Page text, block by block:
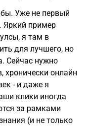
бы. Уже не первый
Яркий пример
я там в
для лучшего, но
Сейчас нужно
хронически онлайн
- и даже я
клики иногда
за рамками
(и не только